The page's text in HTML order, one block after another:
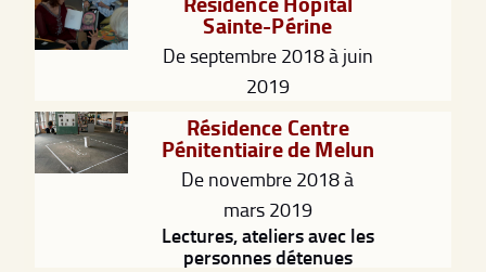
Sainte-Périne
De septembre 2018 à juin
2019
Résidence Centre
Pénitentiaire de Melun
De novembre 2018 à
mars 2019
Lectures, ateliers avec les
personnes détenues